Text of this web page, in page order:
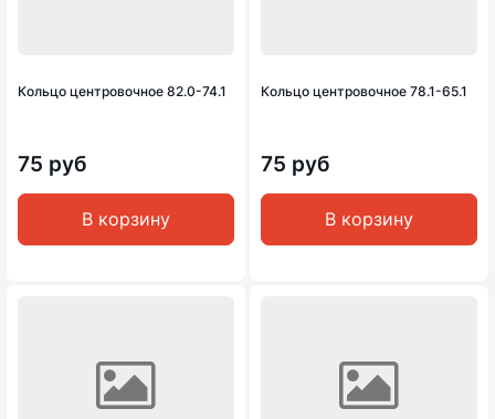
Кольцо центровочное 82.0-74.1
75 руб
В корзину
Кольцо центровочное 78.1-65.1
75 руб
В корзину